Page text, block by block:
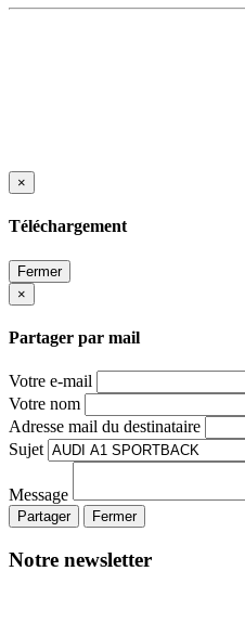
×
Téléchargement
Fermer
×
Partager par mail
Votre e-mail
Votre nom
Adresse mail du destinataire
Sujet
Message
Partager Fermer
Notre newsletter